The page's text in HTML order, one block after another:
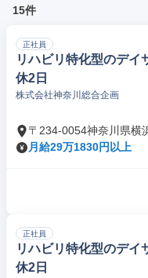
15件
正社員
リハビリ特化型のデ
休2日
株式会社神奈川総合企画
〒234-0054神奈川県横
月給29万1830円以上
正社員
リハビリ特化型のデ
休2日